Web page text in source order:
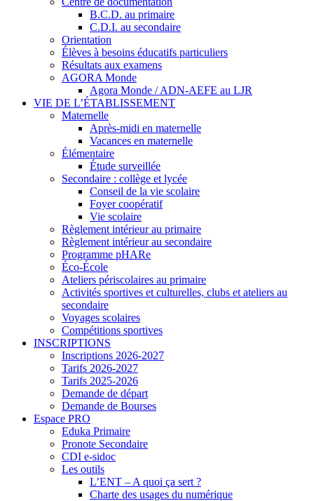
B.C.D. au primaire
C.D.I. au secondaire
Orientation
Élèves à besoins éducatifs particuliers
Résultats aux examens
AGORA Monde
Agora Monde / ADN-AEFE au LJR
VIE DE L’ÉTABLISSEMENT
Maternelle
Après-midi en maternelle
Vacances en maternelle
Élémentaire
Étude surveillée
Secondaire : collège et lycée
Conseil de la vie scolaire
Foyer coopératif
Vie scolaire
Règlement intérieur au primaire
Règlement intérieur au secondaire
Programme pHARe
Éco-École
Ateliers périscolaires au primaire
Activités sportives et culturelles, clubs et ateliers au
secondaire
Voyages scolaires
Compétitions sportives
INSCRIPTIONS
Inscriptions 2026-2027
Tarifs 2026-2027
Tarifs 2025-2026
Demande de départ
Demande de Bourses
Espace PRO
Eduka Primaire
Pronote Secondaire
CDI e-sidoc
Les outils
L’ENT – A quoi ça sert ?
Charte des usages du numérique